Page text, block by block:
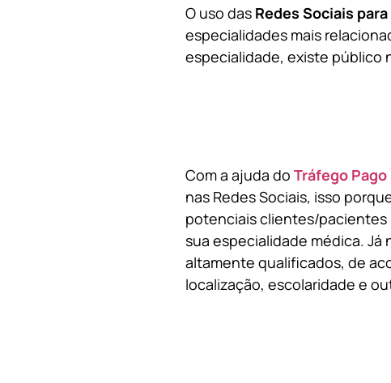
O uso das Redes Sociais
especialidades mais
especialidade, existe público
Com a ajuda do Tráfego
nas Redes Sociais, isso
potenciais clientes/pacientes
sua especialidade médica. Já
altamente qualificados, de
localização, escolaridade e